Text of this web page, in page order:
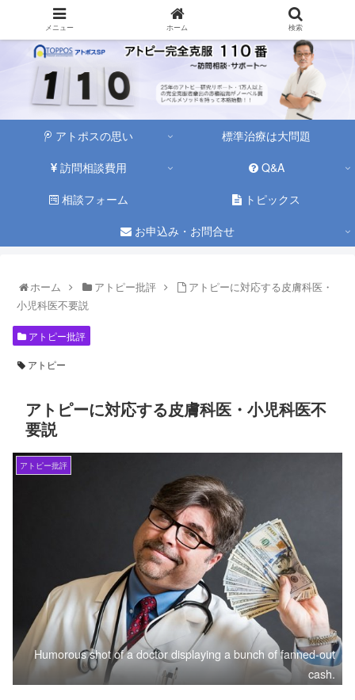
アトポスの思い
標準治療は大問題
訪問相談費用
Q&A
相談フォーム
トピックス
お申込み・お問合せ
ホーム アトピー批評
アトピーに対応する皮膚科医・
小児科医不要説
アトピー批評
アトピー
アトピーに対応する皮膚科医・小児科医不
要説
アトピー批評
Humorous shot of a doctor displaying a bunch of fanned-out
cash.
メニュー ホーム 検索